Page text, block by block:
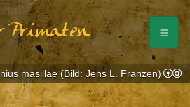
Primaten
masillae (Bild: Jens L. Franzen)